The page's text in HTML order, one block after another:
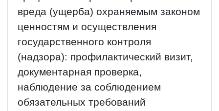
вреда (ущерба) охраняемым законом
ценностям и осуществления
государственного контроля
(надзора): профилактический визит,
документарная проверка,
наблюдение за соблюдением
обязательных требований